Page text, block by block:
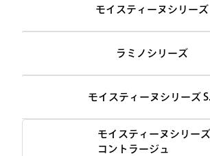
モイスティーヌシリーズ
ラミノシリーズ
モイスティーヌシリーズ
モイスティーヌシリーズ
コントラージュ